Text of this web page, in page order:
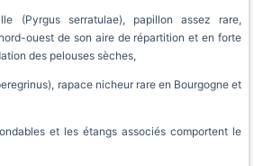
(Pyrgus serratulae), papillon assez rare,
ouest de son aire de répartition et en forte
des pelouses sèches,
rapace nicheur rare en Bourgogne et
et les étangs associés comportent le